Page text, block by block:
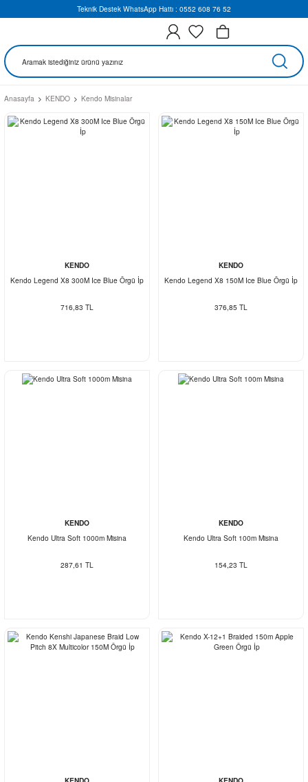
Teknik Destek WhatsApp Hattı : 0552 608 76 52
Anasayfa KENDO Kendo Misinalar
KENDO
Kendo Legend X8 300M Ice Blue Örgü İp
716,83 TL
KENDO
Kendo Legend X8 150M Ice Blue Örgü İp
376,85 TL
KENDO
Kendo Ultra Soft 1000m Misina
287,61 TL
KENDO
Kendo Ultra Soft 100m Misina
154,23 TL